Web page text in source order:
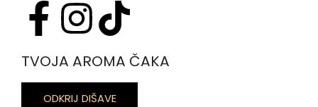
TVOJA AROMA ČAKA
ODKRIJ DIŠAVE